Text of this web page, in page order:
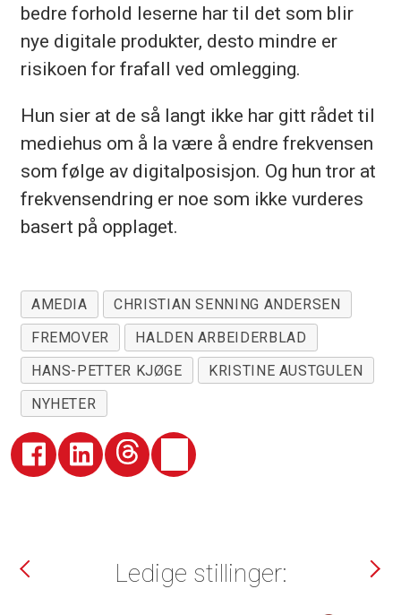
bedre forhold leserne har til det som blir
nye digitale produkter, desto mindre er
risikoen for frafall ved omlegging.
Hun sier at de så langt ikke har gitt rådet til
mediehus om å la være å endre frekvensen
som følge av digitalposisjon. Og hun tror at
frekvensendring er noe som ikke vurderes
basert på opplaget.
AMEDIA
CHRISTIAN SENNING ANDERSEN
FREMOVER
HALDEN ARBEIDERBLAD
HANS-PETTER KJØGE
KRISTINE AUSTGULEN
NYHETER
Ledige stillinger: